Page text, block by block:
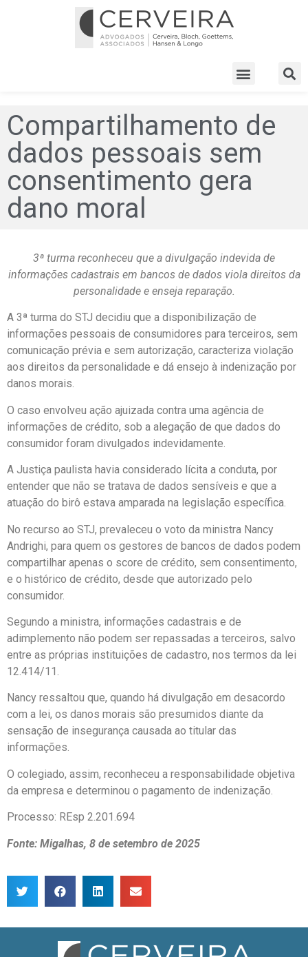
Compartilhamento de
dados pessoais sem
consentimento gera
dano moral
3ª turma reconheceu que a divulgação indevida de
informações cadastrais em bancos de dados viola direitos da
personalidade e enseja reparação.
A 3ª turma do STJ decidiu que a disponibilização de
informações pessoais de consumidores para terceiros, sem
comunicação prévia e sem autorização, caracteriza violação
aos direitos da personalidade e dá ensejo à indenização por
danos morais.
O caso envolveu ação ajuizada contra uma agência de
informações de crédito, sob a alegação de que dados do
consumidor foram divulgados indevidamente.
A Justiça paulista havia considerado lícita a conduta, por
entender que não se tratava de dados sensíveis e que a
atuação do birô estava amparada na legislação específica.
No recurso ao STJ, prevaleceu o voto da ministra Nancy
Andrighi, para quem os gestores de bancos de dados podem
compartilhar apenas o score de crédito, sem consentimento,
e o histórico de crédito, desde que autorizado pelo
consumidor.
Segundo a ministra, informações cadastrais e de
adimplemento não podem ser repassadas a terceiros, salvo
entre as próprias instituições de cadastro, nos termos da lei
12.414/11.
Nancy ressaltou que, quando há divulgação em desacordo
com a lei, os danos morais são presumidos diante da
sensação de insegurança causada ao titular das
informações.
O colegiado, assim, reconheceu a responsabilidade objetiva
da empresa e determinou o pagamento de indenização.
Processo: REsp 2.201.694
Fonte: Migalhas, 8 de setembro de 2025